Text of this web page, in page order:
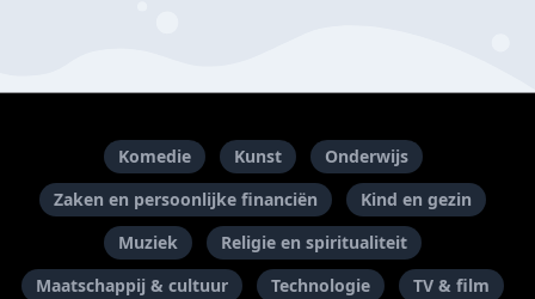
Komedie Kunst
Onderwijs
Zaken en persoonlijke financiën
Kind en gezin
Muziek
Religie en spiritualiteit
Maatschappij & cultuur
Technologie
TV & film